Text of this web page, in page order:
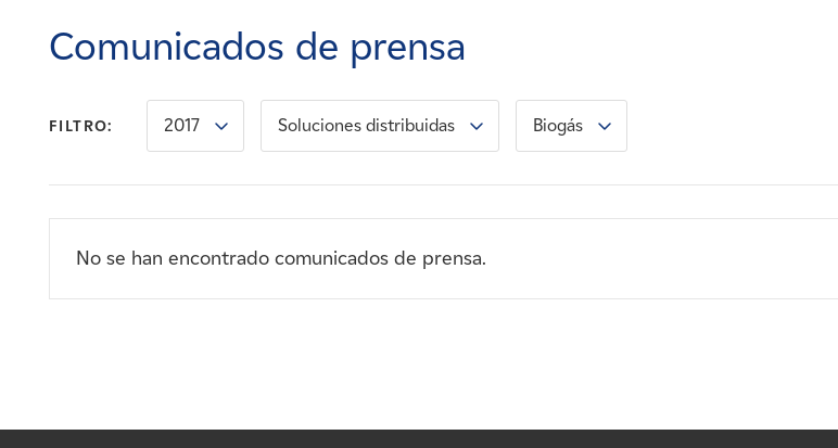
Noticias
Contacte con
Comunicados de prensa
FILTRO: 2017 Soluciones distribuidas Biogás
No se han encontrado comunicados de prensa.